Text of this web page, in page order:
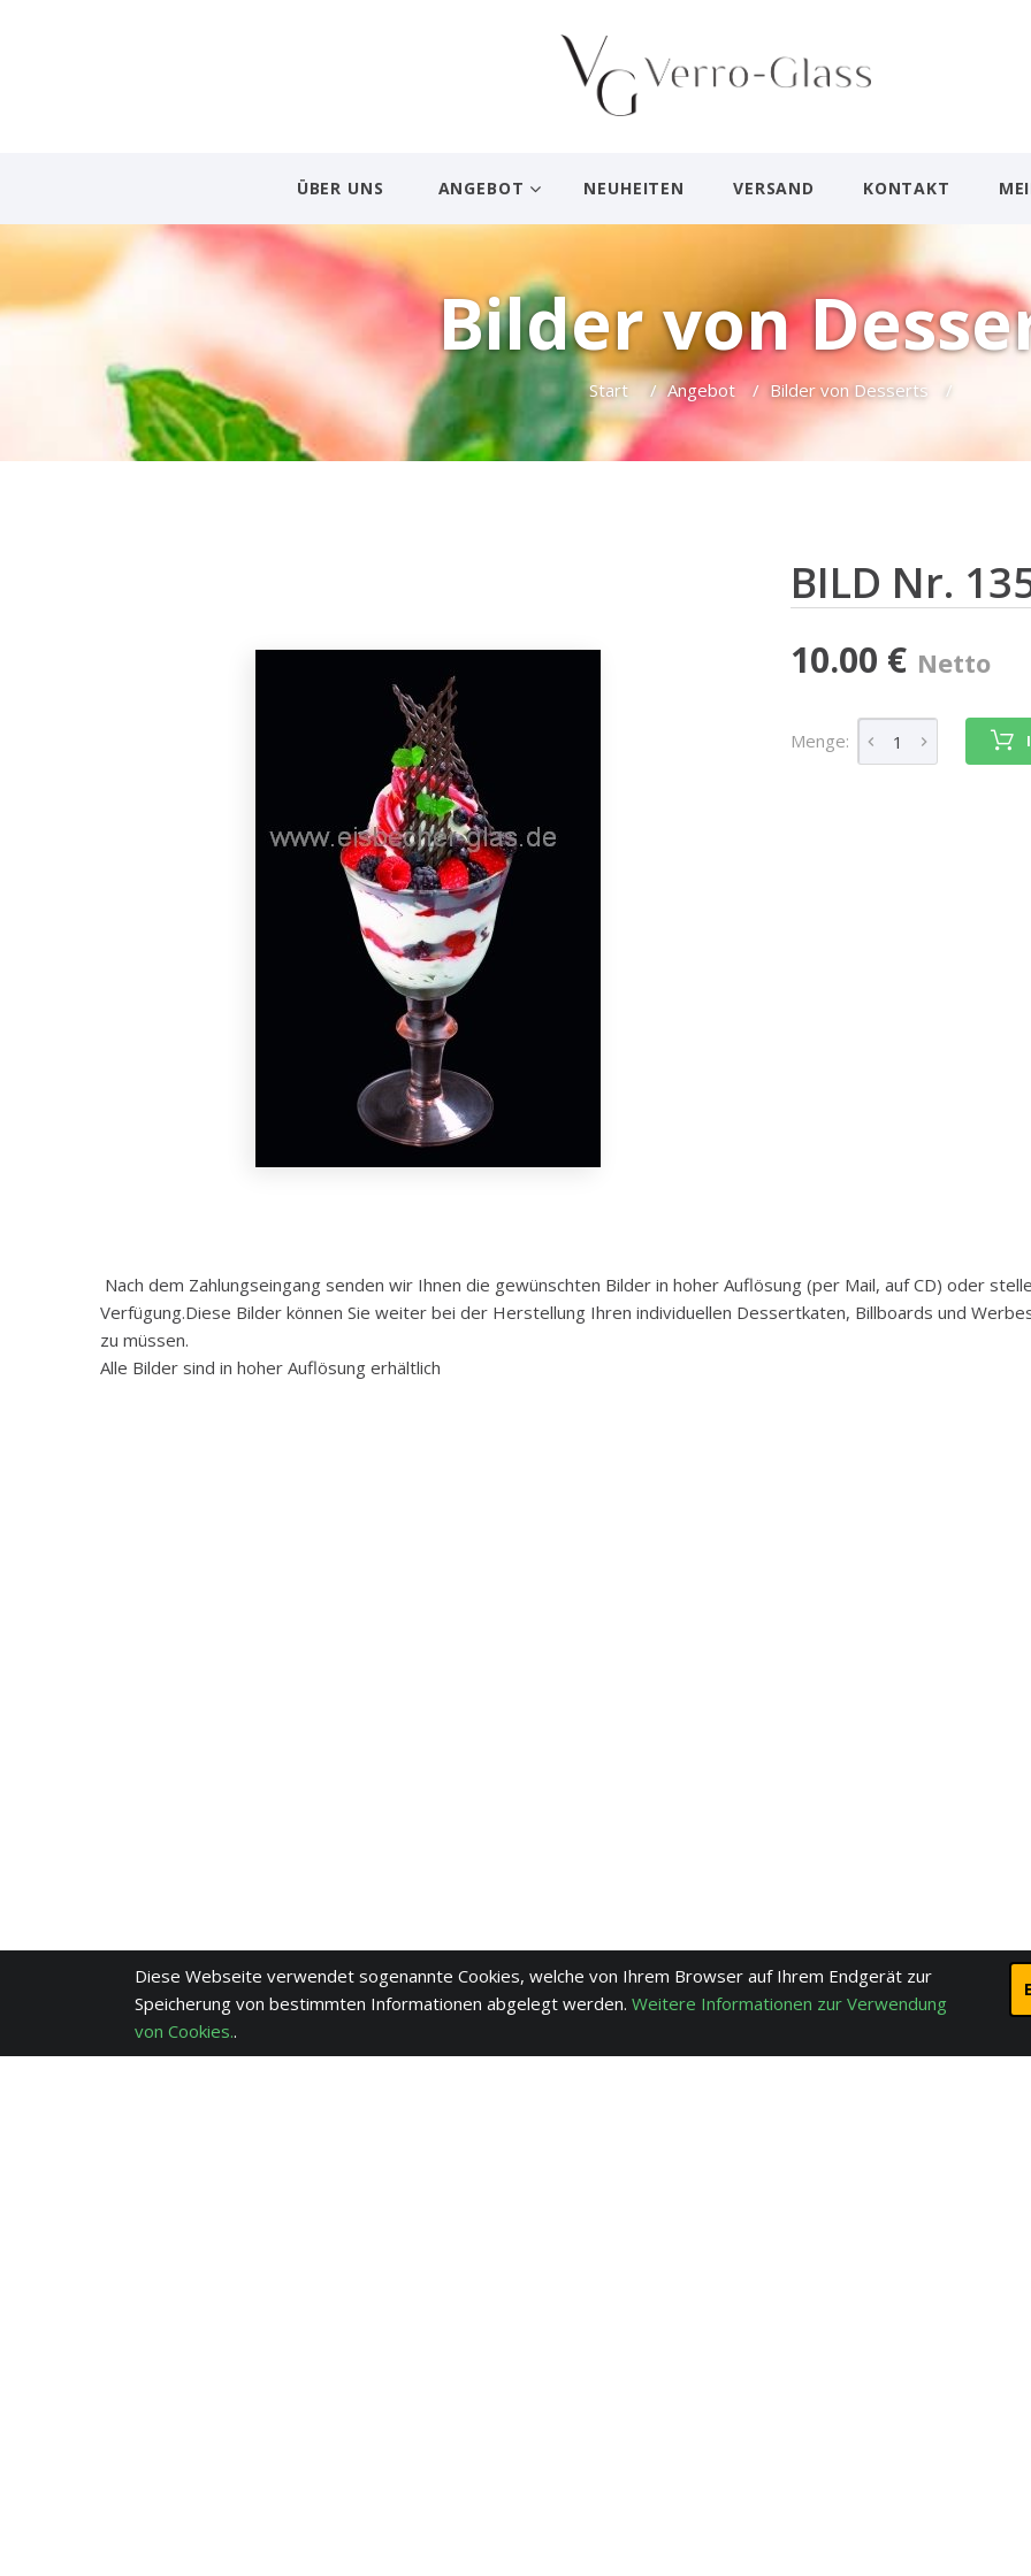
ÜBER UNS ANGEBOT NEUHEITEN VERSAND KONTAKT
Bilder von
Start / Angebot / Bilder von Desserts /
BILD Nr.
10.00 € Netto
Menge:
Nach dem Zahlungseingang senden wir Ihnen die gewünschten Bilder in hoher Auflösung (per Mail, auf CD) oder
Verfügung.Diese Bilder können Sie weiter bei der Herstellung Ihren individuellen Dessertkaten, Billboards und
zu müssen.
Alle Bilder sind in hoher Auflösung erhältlich
Diese Webseite verwendet sogenannte Cookies, welche von Ihrem Browser auf Ihrem Endgerät zur
Speicherung von bestimmten Informationen abgelegt werden. Weitere Informationen zur Verwendung
von Cookies..